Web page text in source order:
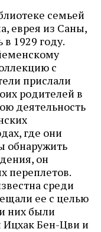
семьей
еврея из Саны,
1929 году.
с
прислали
родителей в
деятельность
где они
обнаружить
он
переплетов.
среди
ее с целью
них были
Бен-Цви и